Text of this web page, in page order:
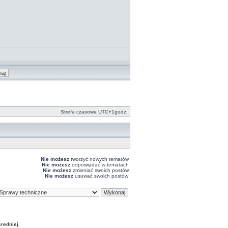
Strefa czasowa UTC+1godz.
Nie możesz tworzyć nowych tematów
Nie możesz odpowiadać w tematach
Nie możesz zmieniać swoich postów
Nie możesz usuwać swoich postów